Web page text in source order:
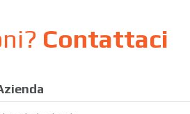
Contattaci